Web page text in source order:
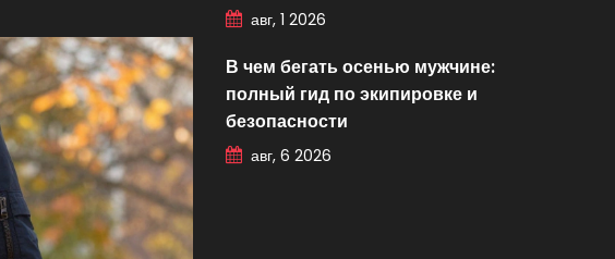
авг, 1 2026
В чем бегать осенью мужчине:
полный гид по экипировке и
безопасности
авг, 6 2026